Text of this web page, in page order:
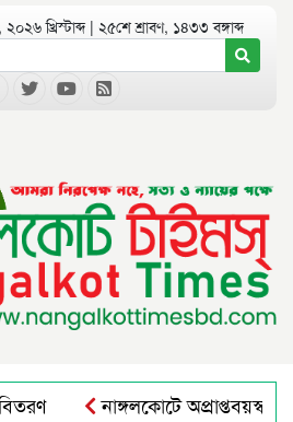
খ্রিস্টাব্দ | ২৫শে শ্রাবণ, ১৪৩৩ বঙ্গাব্দ
নাঙ্গলকোটে অপ্রাপ্তবয়স্ক